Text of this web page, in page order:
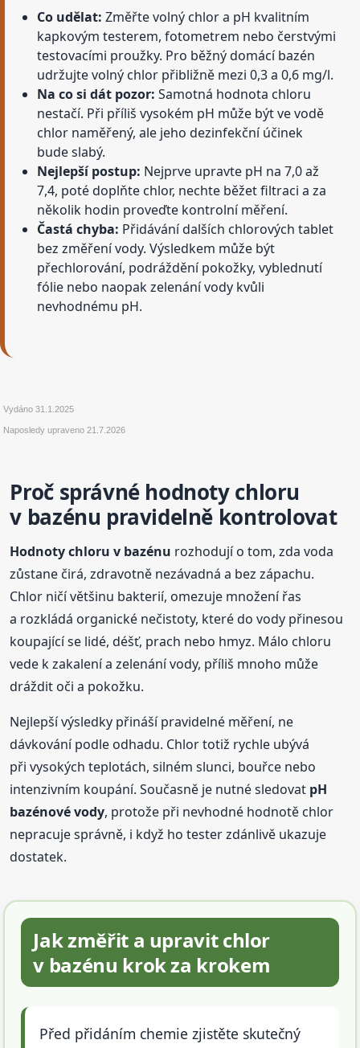
Co udělat: Změřte volný chlor a pH kvalitním
kapkovým testerem, fotometrem nebo čerstvými
testovacími proužky. Pro běžný domácí bazén
udržujte volný chlor přibližně mezi 0,3 a 0,6 mg/l.
Na co si dát pozor: Samotná hodnota chloru
nestačí. Při příliš vysokém pH může být ve vodě
chlor naměřený, ale jeho dezinfekční účinek
bude slabý.
Nejlepší postup: Nejprve upravte pH na 7,0 až
7,4, poté doplňte chlor, nechte běžet filtraci a za
několik hodin proveďte kontrolní měření.
Častá chyba: Přidávání dalších chlorových tablet
bez změření vody. Výsledkem může být
přechlorování, podráždění pokožky, vyblednutí
fólie nebo naopak zelenání vody kvůli
nevhodnému pH.
Vydáno31.1.2025
Naposledy upraveno21.7.2026
Proč správné hodnoty chloru
v bazénu pravidelně kontrolovat
Hodnoty chloru v bazénu rozhodují o tom, zda voda
zůstane čirá, zdravotně nezávadná a bez zápachu.
Chlor ničí většinu bakterií, omezuje množení řas
a rozkládá organické nečistoty, které do vody přinesou
koupající se lidé, déšť, prach nebo hmyz. Málo chloru
vede k zakalení a zelenání vody, příliš mnoho může
dráždit oči a pokožku.
Nejlepší výsledky přináší pravidelné měření, ne
dávkování podle odhadu. Chlor totiž rychle ubývá
při vysokých teplotách, silném slunci, bouřce nebo
intenzivním koupání. Současně je nutné sledovat pH
bazénové vody, protože při nevhodné hodnotě chlor
nepracuje správně, i když ho tester zdánlivě ukazuje
dostatek.
Jak změřit a upravit chlor
v bazénu krok za krokem
Před přidáním chemie zjistěte skutečný